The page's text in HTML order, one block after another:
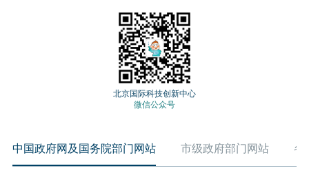
北京国际科技创新中心
微信公众号
中国政府网及国务院部门网站 市级政府部门网站 各